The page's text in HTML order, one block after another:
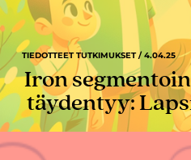
TIEDOTTEET TUTKIMUKSET / 4.04.25
Iron
täydentyy: